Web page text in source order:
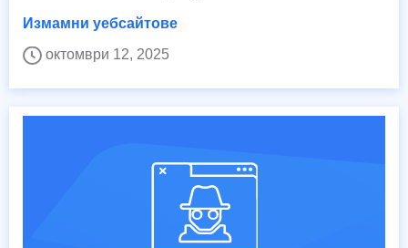
Измамни уебсайтове
октомври 12, 2025